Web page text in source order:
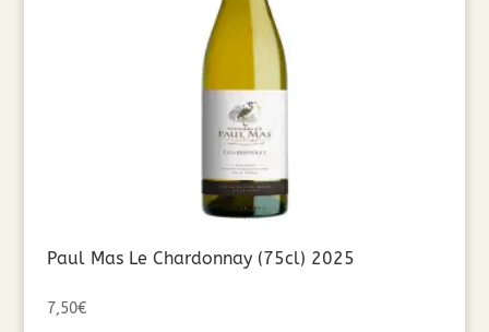
Paul Mas Le Chardonnay (75cl) 2025
7,50€